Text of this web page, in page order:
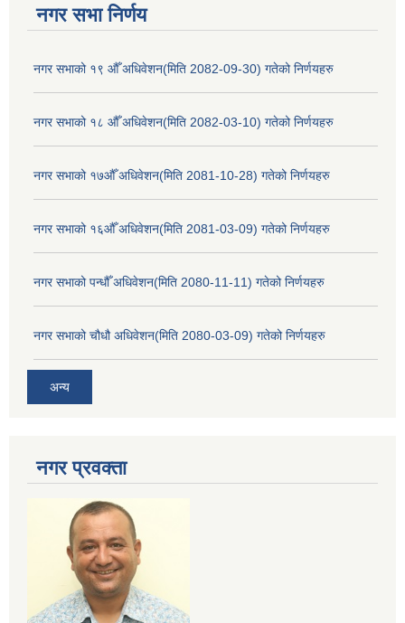
नगर सभा निर्णय
नगर सभाको १९ औँ अधिवेशन(मिति 2082-09-30) गतेको निर्णयहरु
नगर सभाको १८ औँ अधिवेशन(मिति 2082-03-10) गतेको निर्णयहरु
नगर सभाको १७औँ अधिवेशन(मिति 2081-10-28) गतेको निर्णयहरु
नगर सभाको १६औँ अधिवेशन(मिति 2081-03-09) गतेको निर्णयहरु
नगर सभाको पन्धौँ अधिवेशन(मिति 2080-11-11) गतेको निर्णयहरु
नगर सभाको चौधौ अधिवेशन(मिति 2080-03-09) गतेको निर्णयहरु
अन्य
नगर प्रव‌क्ता